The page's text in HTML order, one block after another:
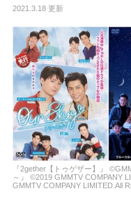
2021.3.18 更新
『2gether【トゥゲザー】』
～』 ©︎2019 GMMTV COMPANY
GMMTV COMPANY LIMITED.All